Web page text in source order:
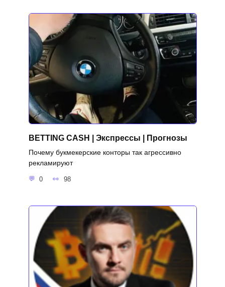
BETTING CASH | Экспрессы | Прогнозы
Почему букмекерские конторы так агрессивно
рекламируют
0 98